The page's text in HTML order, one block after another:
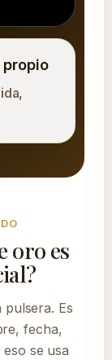
oro es
Es
fecha,
se usa